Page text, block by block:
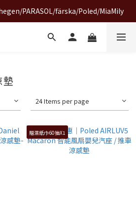
奇想世界特展｜套票熱賣中
PARASOL/färska/Poled/MiaMily
奇想世界特展｜套票熱賣中
24 Items per page
贈濕紙巾60抽X1